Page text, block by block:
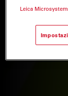
Leica